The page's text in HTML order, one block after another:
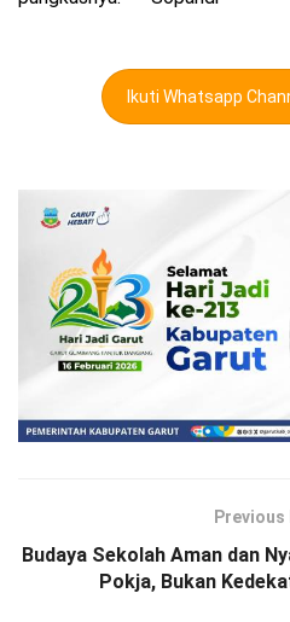
Ikuti Whatsapp
Previous
Budaya Sekolah Aman dan
Pokja, Bukan